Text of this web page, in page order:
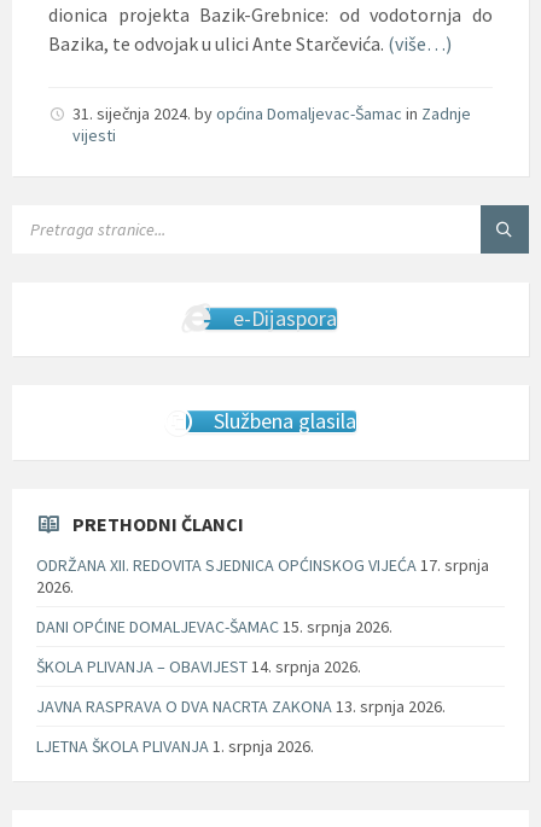
dionica projekta Bazik-Grebnice: od vodotornja do
Bazika, te odvojak u ulici Ante Starčevića. (više…)
31. siječnja 2024. byopćina Domaljevac-Šamac in Zadnje
vijesti
e-Dijaspora
Službena glasila
PRETHODNI ČLANCI
ODRŽANA XII. REDOVITA SJEDNICA OPĆINSKOG VIJEĆA17. srpnja
2026.
DANI OPĆINE DOMALJEVAC-ŠAMAC15. srpnja 2026.
ŠKOLA PLIVANJA – OBAVIJEST14. srpnja 2026.
JAVNA RASPRAVA O DVA NACRTA ZAKONA13. srpnja 2026.
LJETNA ŠKOLA PLIVANJA1. srpnja 2026.